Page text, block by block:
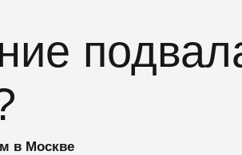
в Москве